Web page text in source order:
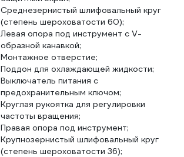
Среднезернистый шлифовальный круг
(степень шероховатости 60);
Левая опора под инструмент с V-
образной канавкой;
Монтажное отверстие;
Поддон для охлаждающей жидкости;
Выключатель питания с
предохранительным ключом;
Круглая рукоятка для регулировки
частоты вращения;
Правая опора под инструмент;
Крупнозернистый шлифовальный круг
(степень шероховатости 36);